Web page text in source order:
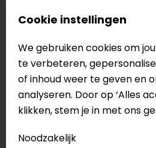
Jouw e-mailadres *
Cookie instellingen
We gebruiken cookies om
te verbeteren,
of inhoud weer te geven en
analyseren. Door op ‘Alles
klikken, stem je in met ons
Noodzakelijk